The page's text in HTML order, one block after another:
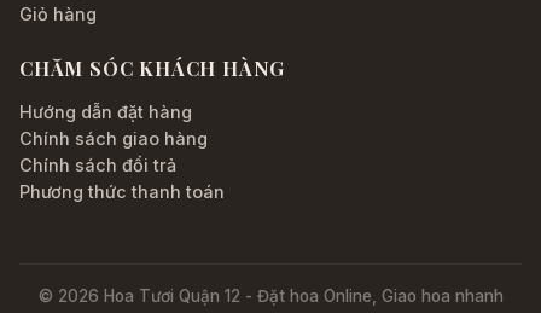
Giỏ hàng
CHĂM SÓC KHÁCH HÀNG
Hướng dẫn đặt hàng
Chính sách giao hàng
Chính sách đổi trả
Phương thức thanh toán
© 2026 Hoa Tươi Quận 12 - Đặt hoa Online, Giao hoa nhanh